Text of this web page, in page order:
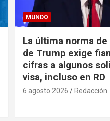
MUNDO
La última norma
de Trump exige
cifras a algunos
visa, incluso en RD
6 agosto 2026 Redacción